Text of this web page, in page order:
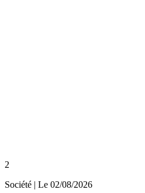
2
Société | Le 02/08/2026